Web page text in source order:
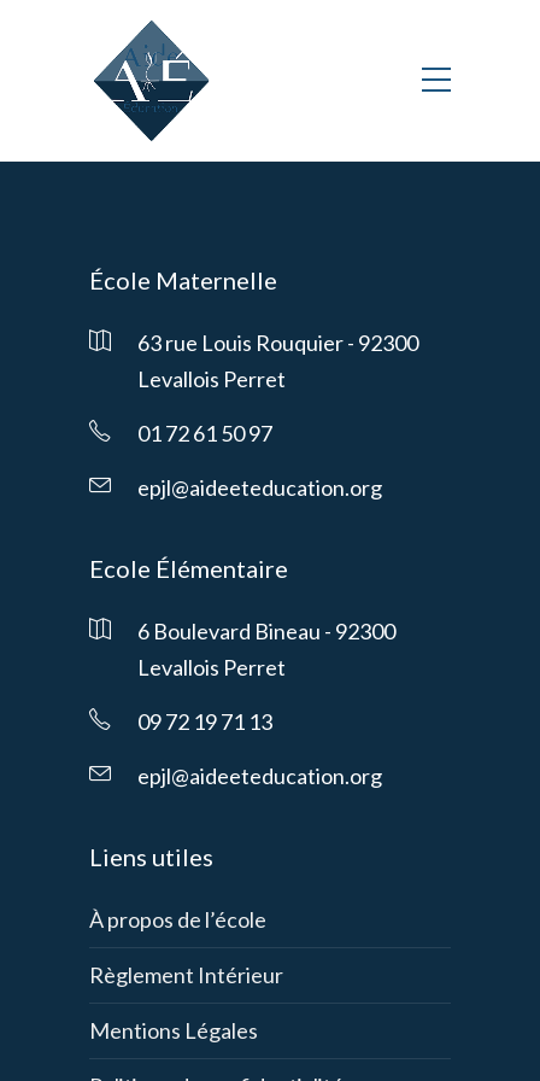
École Maternelle
63 rue Louis Rouquier - 92300
Levallois Perret
01 72 61 50 97
epjl@aideeteducation.org
Ecole Élémentaire
6 Boulevard Bineau - 92300
Levallois Perret
09 72 19 71 13
epjl@aideeteducation.org
Liens utiles
À propos de l’école
Règlement Intérieur
Mentions Légales